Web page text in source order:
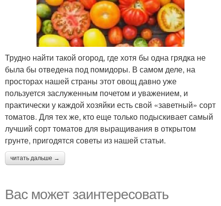
Трудно найти такой огород, где хотя бы одна грядка не
была бы отведена под помидоры. В самом деле, на
просторах нашей страны этот овощ давно уже
пользуется заслуженным почетом и уважением, и
практически у каждой хозяйки есть свой «заветный» сорт
томатов. Для тех же, кто еще только подыскивает самый
лучший сорт томатов для выращивания в открытом
грунте, пригодятся советы из нашей статьи.
читать дальше →
Вас может заинтересовать